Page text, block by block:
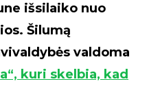
išsilaiko nuo
Šilumą
valdoma
kuri skelbia, kad